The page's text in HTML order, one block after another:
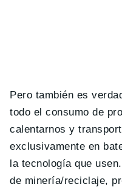
Pero también es
todo el consumo de
calentarnos y
exclusivamente en
la tecnología que
de minería/reciclaje,